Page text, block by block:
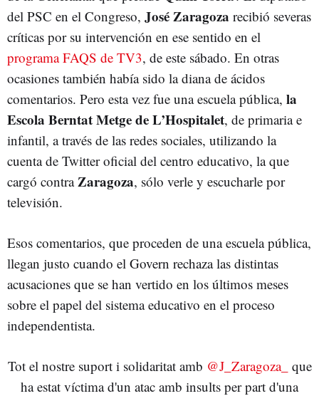
del PSC en el Congreso, José Zaragoza recibió severas
críticas por su intervención en ese sentido en el
programa FAQS de TV3, de este sábado. En otras
ocasiones también había sido la diana de ácidos
comentarios. Pero esta vez fue una escuela pública, la
Escola Berntat Metge de L’Hospitalet, de primaria e
infantil, a través de las redes sociales, utilizando la
cuenta de Twitter oficial del centro educativo, la que
cargó contraZaragoza, sólo verle y escucharle por
televisión.
Esos comentarios, que proceden de una escuela pública,
llegan justo cuando el Govern rechaza las distintas
acusaciones que se han vertido en los últimos meses
sobre el papel del sistema educativo en el proceso
independentista.
Tot el nostre suport i solidaritat amb @J_Zaragoza_ que
ha estat víctima d'un atac amb insults per part d'una